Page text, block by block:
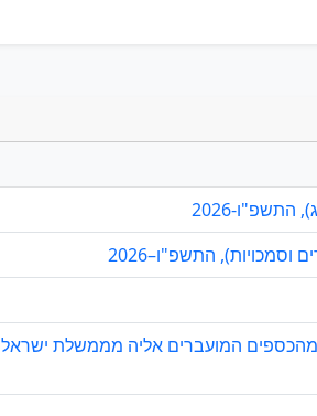
2026
התשפ"ו–2026
המועברים אליה מממשלת ישראל